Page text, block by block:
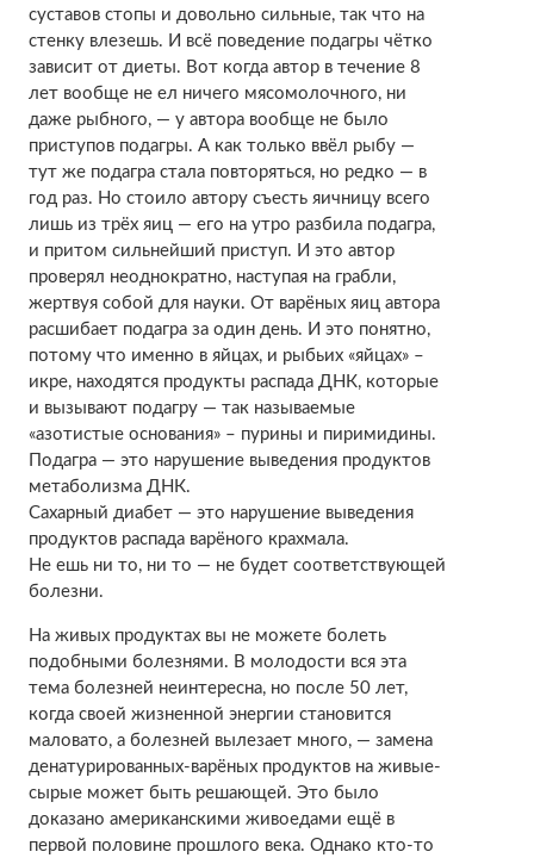
суставов стопы и довольно сильные, так что на
стенку влезешь. И всё поведение подагры чётко
зависит от диеты. Вот когда автор в течение 8
лет вообще не ел ничего мясомолочного, ни
даже рыбного, — у автора вообще не было
приступов подагры. А как только ввёл рыбу —
тут же подагра стала повторяться, но редко — в
год раз. Но стоило автору съесть яичницу всего
лишь из трёх яиц — его на утро разбила подагра,
и притом сильнейший приступ. И это автор
проверял неоднократно, наступая на грабли,
жертвуя собой для науки. От варёных яиц автора
расшибает подагра за один день. И это понятно,
потому что именно в яйцах, и рыбьих «яйцах» –
икре, находятся продукты распада ДНК, которые
и вызывают подагру — так называемые
«азотистые основания» – пурины и пиримидины.
Подагра — это нарушение выведения продуктов
метаболизма ДНК.
Сахарный диабет — это нарушение выведения
продуктов распада варёного крахмала.
Не ешь ни то, ни то — не будет соответствующей
болезни.
На живых продуктах вы не можете болеть
подобными болезнями. В молодости вся эта
тема болезней неинтересна, но после 50 лет,
когда своей жизненной энергии становится
маловато, а болезней вылезает много, — замена
денатурированных-варёных продуктов на живые-
сырые может быть решающей. Это было
доказано американскими живоедами ещё в
первой половине прошлого века. Однако кто-то